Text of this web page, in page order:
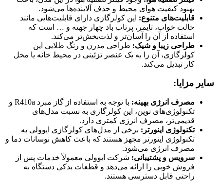
بهبود کیفیت هوای محیط و حذف آلاینده‌ها می‌شود.
قابلیت‌های متنوع: این کولرگازی دارای قابلیت‌هایی مانند
حالت خواب، تایمر، پرتاب باد چهار جهته و … است که
استفاده از آن را آسان‌تر و لذت‌بخش‌تر می‌کند.
طراحی زیبا و شیک: طراحی مدرن و رنگ طلایی این
کولرگازی، آن را به یک عنصر تزئینی در محیط خانه یا محل
کار تبدیل می‌کند.
سایر مزایا:
مصرف انرژی بهینه:
با توجه به استفاده از گاز مبرد R410a و
تکنولوژی‌های نوین، این کولرگازی به نسبت مدل‌های
قدیمی‌تر، مصرف انرژی کمتری دارد.
تکنولوژی اینورتر: برخی از مدل‌های کولرگازی ایوولی به
تکنولوژی اینورتر مجهز هستند که باعث کاهش نوسانات دما و
مصرف انرژی می‌شود.
سرویس و پشتیبانی: شرکت ایوولی معمولاً خدمات پس از
فروش خوبی را ارائه می‌دهد و قطعات یدکی دستگاه به
راحتی قابل دسترسی هستند.